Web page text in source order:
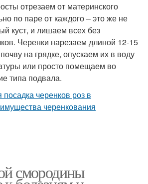
отрезаем от материнского
по паре от каждого – это же не
куст, и лишаем всех без
Черенки нарезаем длиной 12-15
на грядке, опускаем их в воду
или просто помещаем во
типа подвала.
смородины